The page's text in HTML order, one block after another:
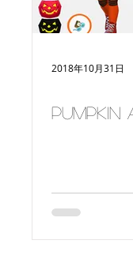
2018年10月31日